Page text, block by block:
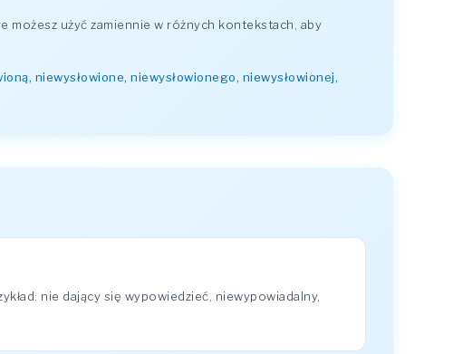
możesz użyć zamiennie w różnych kontekstach, aby
niewysłowione, niewysłowionego, niewysłowionej,
nie dający się wypowiedzieć, niewypowiadalny,